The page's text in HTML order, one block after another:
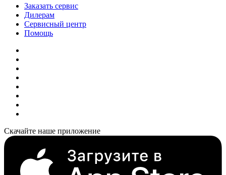
Заказать сервис
Дилерам
Сервисный центр
Помощь
Скачайте наше приложение